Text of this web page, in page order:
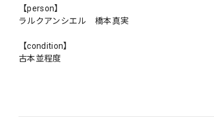
【person】
ラルクアンシエル 橋本真実
【condition】
古本並程度